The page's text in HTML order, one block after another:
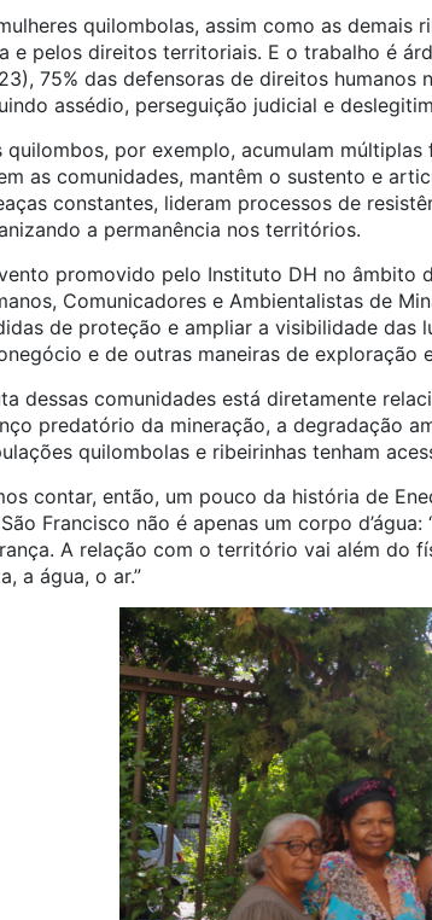
quilombolas, assim como as demais
e pelos direitos territoriais. E o trabalho é
75% das defensoras de direitos
assédio, perseguição judicial e
quilombos, por exemplo, acumulam
as comunidades, mantêm o sustento e
constantes, lideram processos de
a permanência nos territórios.
promovido pelo Instituto DH no âmbito
Comunicadores e Ambientalistas de
de proteção e ampliar a visibilidade
e de outras maneiras de exploração
dessas comunidades está diretamente
predatório da mineração, a degradação
quilombolas e ribeirinhas tenham
contar, então, um pouco da história de
Francisco não é apenas um corpo
A relação com o território vai além do
a água, o ar.”